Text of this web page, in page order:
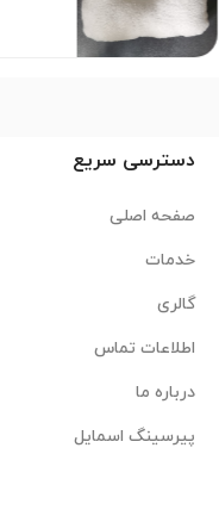
دسترسی سریع
صفحه اصلی
خدمات
گالری
اطلاعات تماس
درباره ما
پیرسینگ اسمایل